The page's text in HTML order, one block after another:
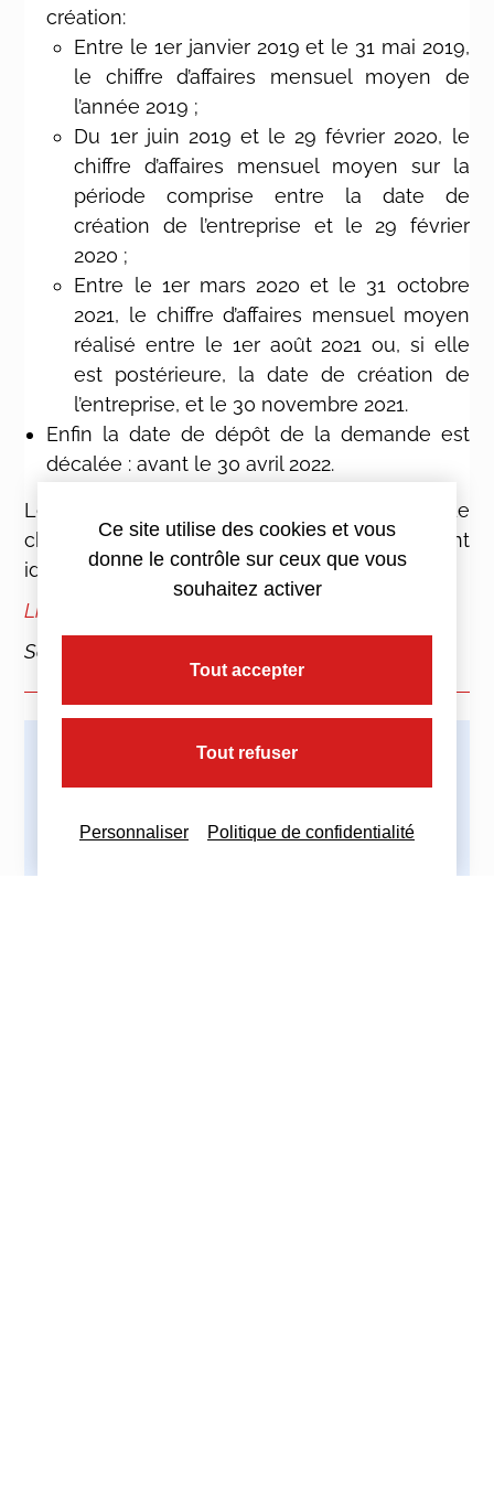
création:
Entre le 1er janvier 2019 et le 31 mai 2019,
le chiffre d’affaires mensuel moyen de
l’année 2019 ;
Du 1er juin 2019 et le 29 février 2020, le
chiffre d’affaires mensuel moyen sur la
période comprise entre la date de
création de l’entreprise et le 29 février
2020 ;
Entre le 1er mars 2020 et le 31 octobre
2021, le chiffre d’affaires mensuel moyen
réalisé entre le 1er août 2021 ou, si elle
est postérieure, la date de création de
l’entreprise, et le 30 novembre 2021.
Enfin la date de dépôt de la demande est
décalée : avant le 30 avril 2022.
Les autre critères (secteurs d’activé, perte de
chiffre d’affaires, montant de l’aide…) sont
identiques.
Lire l’article « Aide coûts fixes consolidation »
Source :
Ce site utilise des cookies et vous
donne le contrôle sur ceux que vous
souhaitez activer
Tout accepter
Tout refuser
Personnaliser Politique de confidentialité